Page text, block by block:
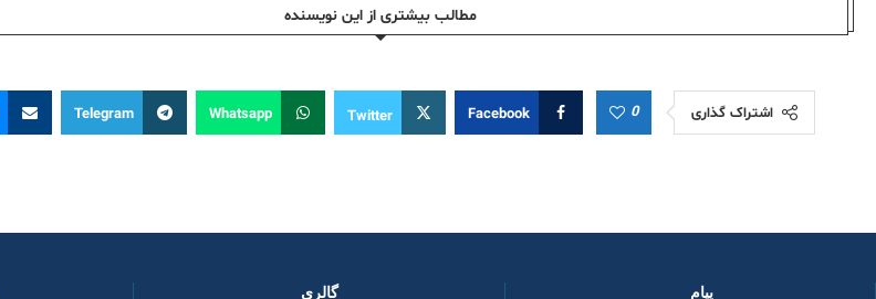
مطالب بیشتری از این نویسندە
اشتراک گذاری 0
Facebook
Twitter
Whatsapp
Telegram
پیام گالری